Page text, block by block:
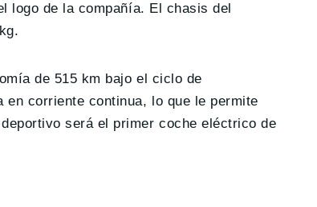
logo de la compañía. El chasis del
de 515 km bajo el ciclo de
en corriente continua, lo que le permite
será el primer coche eléctrico de